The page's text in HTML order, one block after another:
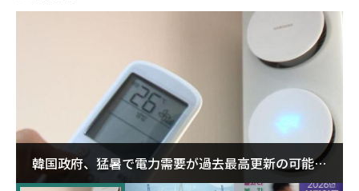
韓国政府、猛暑で電力需要が過去最高更新の可能性